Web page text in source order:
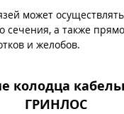
может
сечения, а также
и желобов.
колодца
ГРИНЛОС